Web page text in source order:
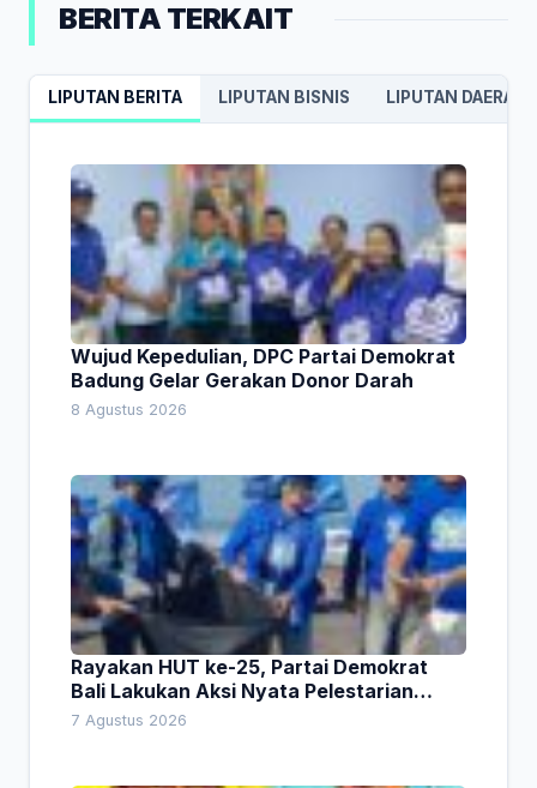
BERITA TERKAIT
LIPUTAN BERITA LIPUTAN BISNIS LIPUTAN DAERAH
Wujud Kepedulian, DPC Partai Demokrat
Badung Gelar Gerakan Donor Darah
8 Agustus 2026
Rayakan HUT ke-25, Partai Demokrat
Bali Lakukan Aksi Nyata Pelestarian
Lingkungan
7 Agustus 2026